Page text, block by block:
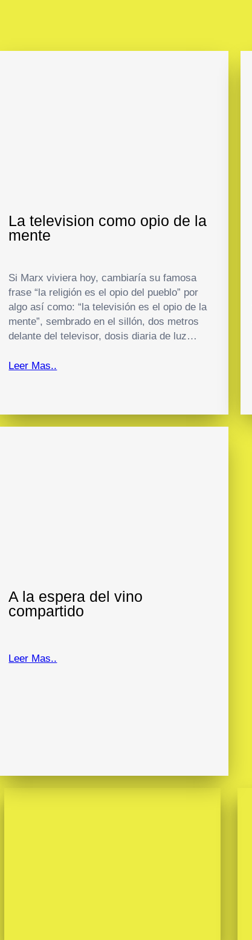
La television como opio de la
mente
Si Marx viviera hoy, cambiaría su famosa
frase “la religión es el opio del pueblo” por
algo así como: “la televisión es el opio de la
mente”, sembrado en el sillón, dos metros
delante del televisor, dosis diaria de luz…
Leer Mas..
A la espera del vino
compartido
Leer Mas..